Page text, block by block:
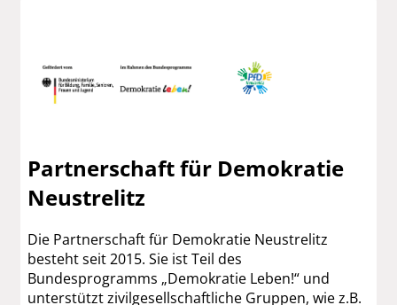
Partnerschaft für Demokratie
Neustrelitz
Die Partnerschaft für Demokratie Neustrelitz
besteht seit 2015. Sie ist Teil des
Bundesprogramms „Demokratie Leben!“ und
unterstützt zivilgesellschaftliche Gruppen, wie z.B.